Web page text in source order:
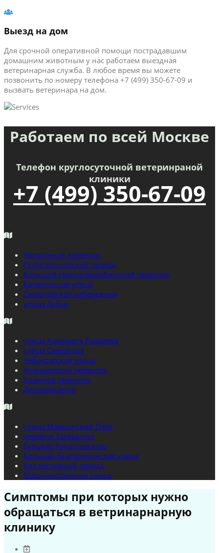
Выезд на дом
Для срочной оперативной помощи пострадавшим
домашним животным у нас работаем выездная
ветеринарная служба. В любое время вы можете
позвонить по номеру телефона +7 (499) 350-67-09 и
вызвать ветеринара на дом.
Работаем по всей Москве
Телефон круглосуточной ветеринраной
клиники
+7 (499) 350-67-09
Напрудный переулок
Политехнический проезд
Большой Николоворобинский переулок
Качалинская улица
Симоновская набережная
улица Дубки
улица Адмирала Лазарева
улица Саврасова
Чебоксарская улица
Ананьевский переулок
Ащеулов переулок
Деловойцентр
улица Марьинский Парк
деревня Захарьино
Бульвар Рокоссовского
Большая Екатерининская улица
Коллективный проезд
Машиностроения улица
Симптомы при которых нужно
обращаться в ветринарнарную
клинику